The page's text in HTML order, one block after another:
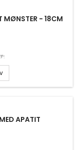
MØNSTER - 18CM
APATIT